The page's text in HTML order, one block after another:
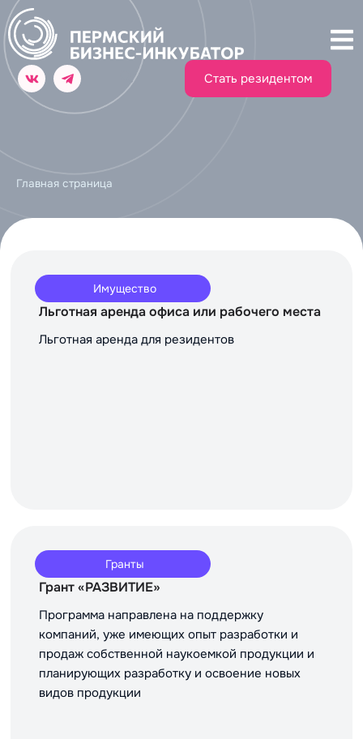
Стать резидентом
Главная страница
Имущество
Льготная аренда офиса или рабочего места
Льготная аренда для резидентов
Гранты
Грант «РАЗВИТИЕ»
Программа направлена на поддержку
компаний, уже имеющих опыт разработки и
продаж собственной наукоемкой продукции и
планирующих разработку и освоение новых
видов продукции